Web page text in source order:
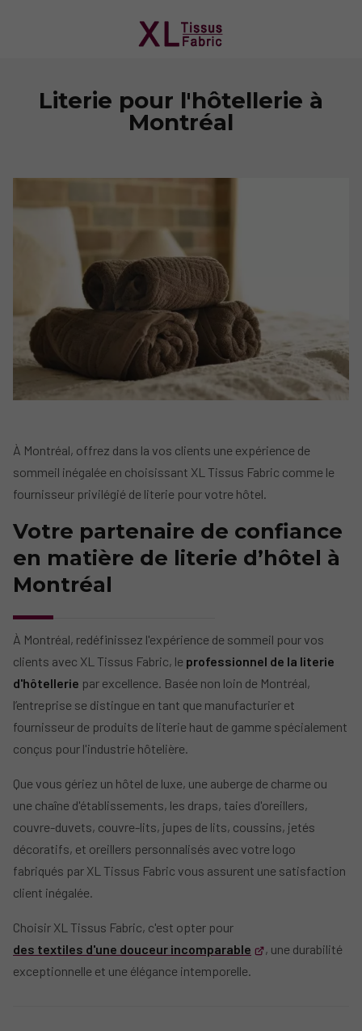
Literie pour l'hôtellerie à
Montréal
À Montréal, offrez dans la vos clients une expérience de
sommeil inégalée en choisissant XL Tissus Fabric comme le
fournisseur privilégié de literie pour votre hôtel.
Votre partenaire de confiance
en matière de literie d’hôtel à
Montréal
À Montréal, redéfinissez l'expérience de sommeil pour vos
clients avec XL Tissus Fabric, le professionnel de la literie
d'hôtellerie par excellence. Basée non loin de Montréal,
l’entreprise se distingue en tant que manufacturier et
fournisseur de produits de literie haut de gamme spécialement
conçus pour l'industrie hôtelière.
Que vous gériez un hôtel de luxe, une auberge de charme ou
une chaîne d'établissements, les draps, taies d'oreillers,
couvre-duvets, couvre-lits, jupes de lits, coussins, jetés
décoratifs, et oreillers personnalisés avec votre logo
fabriqués par XL Tissus Fabric vous assurent une satisfaction
client inégalée.
Choisir XL Tissus Fabric, c'est opter pour
des textiles d'une douceur incomparable
, une durabilité
exceptionnelle et une élégance intemporelle.